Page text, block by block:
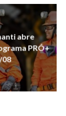
abre
PRÓ+
08